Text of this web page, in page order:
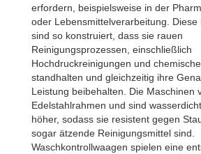
erfordern, beispielsweise in der
oder Lebensmittelverarbeitung. Diese
sind so konstruiert, dass sie rauen
Reinigungsprozessen, einschließlich
Hochdruckreinigungen und
standhalten und gleichzeitig ihre
Leistung beibehalten. Die Maschinen
Edelstahlrahmen und sind
höher, sodass sie resistent gegen
sogar ätzende Reinigungsmittel sind.
Waschkontrollwaagen spielen eine